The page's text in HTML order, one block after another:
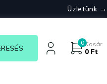
Üzletünk →
0Kosár
0 Ft